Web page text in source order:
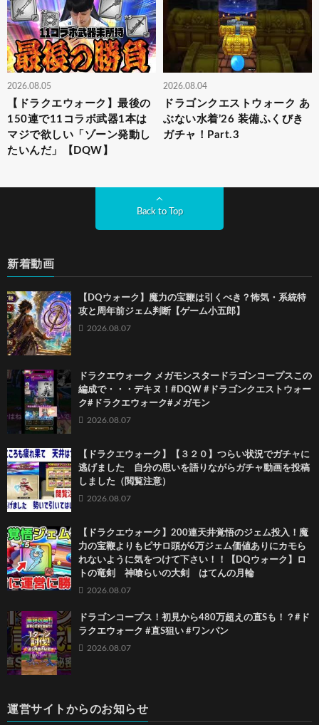
2026.08.05
【ドラクエウォーク】最後の
150連で11コラボ武器1本は
マジで欲しい「ゾーン発動し
たいんだ」【DQW】
2026.08.04
ドラゴンクエストウォーク あ
ぶない水着’26 装備ふくびき
ガチャ！Part.3
Back to Top
新着動画
【DQウォーク】魔力の宝鞭は引くべき？怖気・系統特
攻と周年前ジェム判断【ゲーム小五郎】
2026.08.07
ドラクエウォーク メガモンスタードラゴンコープスこの
編成で・・・デキヌ！#DQW #ドラゴンクエストウォー
ク#ドラクエウォーク#メガモン
2026.08.07
【ドラクエウォーク】【３２０】つらい状況でガチャに
逃げました 自分の思いを語りながらガチャ動画を投稿
しました（閲覧注意）
2026.08.07
【ドラクエウォーク】200連天井覚悟のジェム投入！魔
力の宝鞭よりもピサロ頭が6万ジェム価値ありにカモら
れないように気をつけて下さい！！【DQウォーク】ロ
トの竜剣 神喰らいの大剣 はてんの月輪
2026.08.07
ドラゴンコープス！初見から480万超えの直Sも！？#ド
ラクエウォーク #直S狙い #ワンパン
2026.08.07
運営サイトからのお知らせ